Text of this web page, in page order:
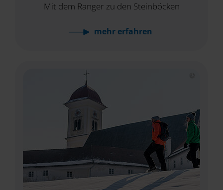
Mit dem Ranger zu den Steinböcken
mehrerfahren